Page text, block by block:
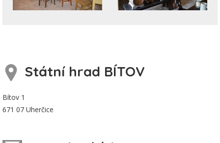
Státní hrad BÍTOV
Bítov 1
671 07 Uherčice